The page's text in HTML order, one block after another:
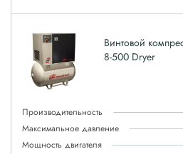
Винтовой
8-500 Dryer
Производительность
Максимальное давление
Мощность двигателя